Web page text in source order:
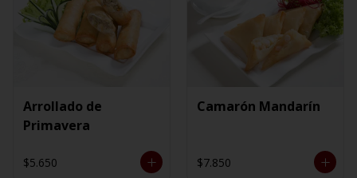
Arrollado de
Primavera
$5.650
Camarón Mandarín
$7.850